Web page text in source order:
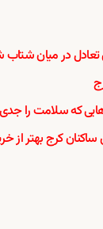
در میان شتاب
که سلامت را
ساکنان کرج بهتر